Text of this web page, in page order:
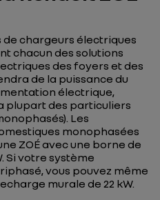
de chargeurs électriques
chacun des solutions
des foyers et des
de la puissance du
électrique,
plupart des particuliers
Les
monophasées
ZOÉ avec une borne de
Si votre système
vous pouvez même
murale de 22 kW.